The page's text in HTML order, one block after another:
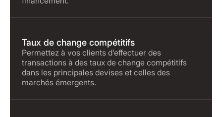
Taux de change compétitifs
Permettez à vos clients d’effectuer des
transactions à des taux de change compétitifs
dans les principales devises et celles des
marchés émergents.